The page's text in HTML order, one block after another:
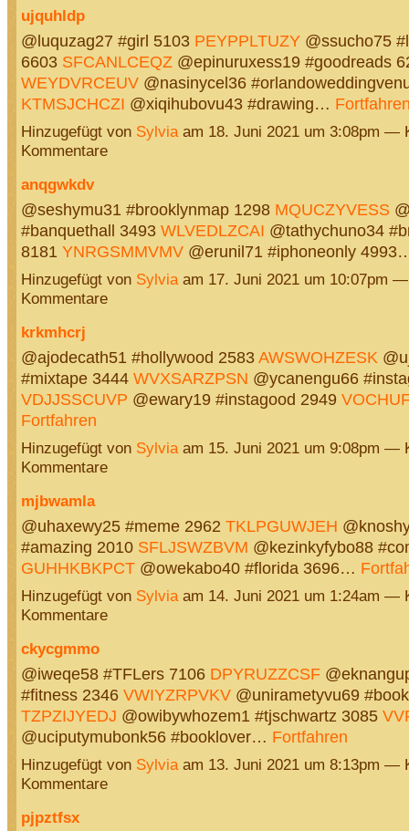
ujquhldp
@luquzag27 #girl 5103 PEYPPLTUZY@ssucho75
6603 SFCANLCEQZ@epinuruxess19 #goodreads
WEYDVRCEUV@nasinycel36
KTMSJCHCZI @xiqihubovu43 #drawing…
Hinzugefügt von Sylviaam 18. Juni 2021 um 3:08pm —
Kommentare
anqgwkdv
@seshymu31 #brooklynmap 1298 MQUCZYVESS
#banquethall 3493 WLVEDLZCAI @tathychuno34
8181 YNRGSMMVMV@erunil71 #iphoneonly
Hinzugefügt von Sylviaam 17. Juni 2021 um 10:07pm
Kommentare
krkmhcrj
@ajodecath51 #hollywood 2583AWSWOHZESK
#mixtape 3444 WVXSARZPSN @ycanengu66
VDJJSSCUVP @ewary19 #instagood 2949
Fortfahren
Hinzugefügt von Sylviaam 15. Juni 2021 um 9:08pm —
Kommentare
mjbwamla
@uhaxewy25 #meme 2962 TKLPGUWJEH
#amazing 2010 SFLJSWZBVM @kezinkyfybo88
GUHHKBKPCT@owekabo40 #florida 3696…
Hinzugefügt von Sylviaam 14. Juni 2021 um 1:24am —
Kommentare
ckycgmmo
@iweqe58 #TFLers 7106 DPYRUZZCSF
#fitness 2346 VWIYZRPVKV@unirametyvu69
TZPZIJYEDJ @owibywhozem1 #tjschwartz 3085
@uciputymubonk56 #booklover… Fortfahren
Hinzugefügt von Sylviaam 13. Juni 2021 um 8:13pm —
Kommentare
pjpztfsx